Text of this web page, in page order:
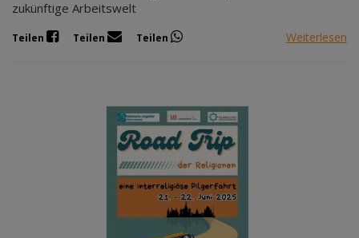
zukünftige Arbeitswelt
Teilen Teilen Teilen Weiterlesen